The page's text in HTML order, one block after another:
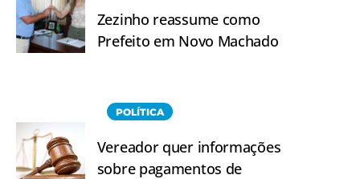
Zezinho reassume como
Prefeito em Novo Machado
POLÍTICA
Vereador quer informações
sobre pagamentos de